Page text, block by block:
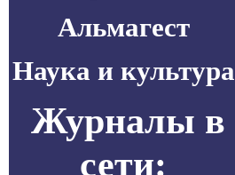
Альмагест
Наука и культура
Журналы в
сети: